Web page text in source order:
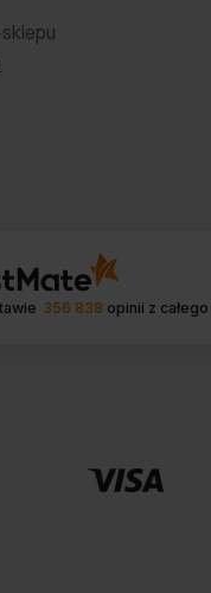
356 838 opinii z